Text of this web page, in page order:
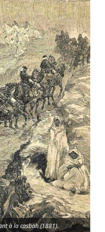
à la casbah (1881).